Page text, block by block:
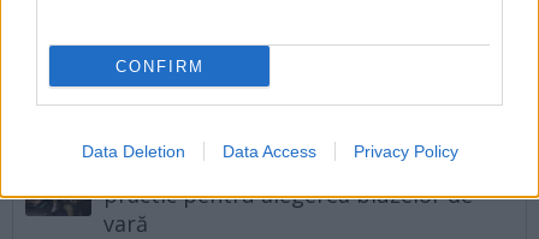
CONFIRM
Data Deletion Data Access Privacy Policy
Ce spune tricoul tău despre tine: ghid
practic pentru alegerea bluzelor de
vară